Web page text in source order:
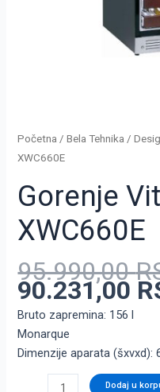
Početna /Bela Tehnika /
XWC660E
Gorenje
XWC660E
95.990,00
90.231,00
Bruto zapremina: 156 l
Monarque
Dimenzije aparata (šxvxd):
Dodaj u